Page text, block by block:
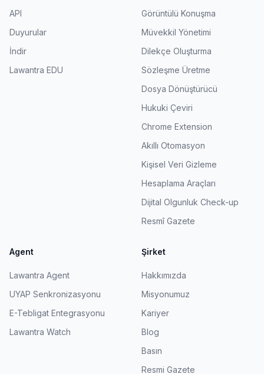
API
Duyurular
İndir
Lawantra EDU
Görüntülü Konuşma
Müvekkil Yönetimi
Dilekçe Oluşturma
Sözleşme Üretme
Dosya Dönüştürücü
Hukuki Çeviri
Chrome Extension
Akıllı Otomasyon
Kişisel Veri Gizleme
Hesaplama Araçları
Dijital Olgunluk Check-up
Resmî Gazete
Agent
Lawantra Agent
UYAP Senkronizasyonu
E-Tebligat Entegrasyonu
Lawantra Watch
Şirket
Hakkımızda
Misyonumuz
Kariyer
Blog
Basın
Resmi Gazete